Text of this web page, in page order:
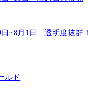
日~8月1日 透明度抜群！
ルド